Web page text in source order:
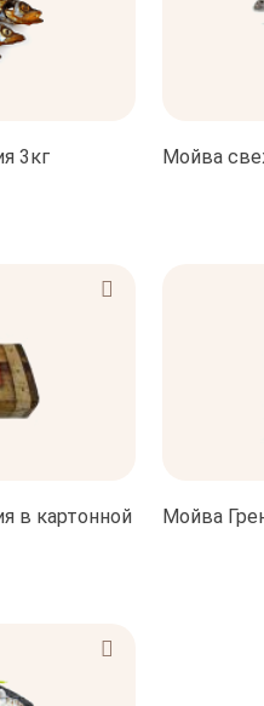
3кг Мойва
в картонной
Мойва